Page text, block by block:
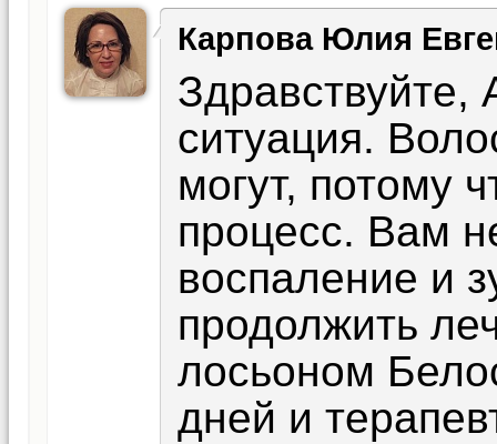
зарасти проборы? Заранее, спасибо за Ваш ответ
Карпова Юлия
Здравствуйте,
ситуация.
могут, потому
процесс. Вам
воспаление и
продолжить
лосьоном
дней и